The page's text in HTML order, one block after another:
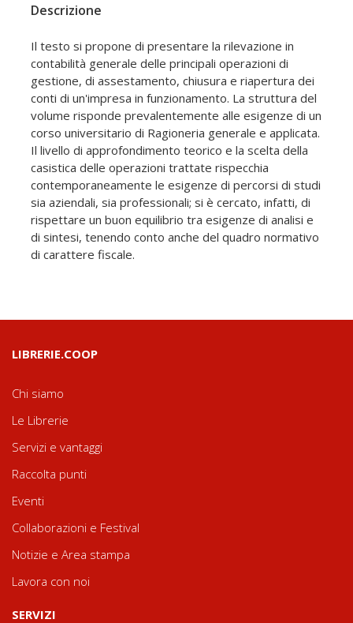
Descrizione
Il testo si propone di presentare la rilevazione in
contabilità generale delle principali operazioni di
gestione, di assestamento, chiusura e riapertura dei
conti di un'impresa in funzionamento. La struttura del
volume risponde prevalentemente alle esigenze di un
corso universitario di Ragioneria generale e applicata.
Il livello di approfondimento teorico e la scelta della
casistica delle operazioni trattate rispecchia
contemporaneamente le esigenze di percorsi di studi
sia aziendali, sia professionali; si è cercato, infatti, di
rispettare un buon equilibrio tra esigenze di analisi e
di sintesi, tenendo conto anche del quadro normativo
di carattere fiscale.
LIBRERIE.COOP
Chi siamo
Le Librerie
Servizi e vantaggi
Raccolta punti
Eventi
Collaborazioni e Festival
Notizie e Area stampa
Lavora con noi
SERVIZI